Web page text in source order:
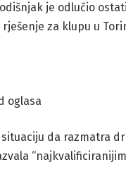
je odlučio
za klupu u
oglasa
situaciju da razmatra